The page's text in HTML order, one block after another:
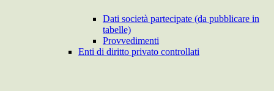
Dati società partecipate (da pubblicare in
tabelle)
Provvedimenti
Enti di diritto privato controllati